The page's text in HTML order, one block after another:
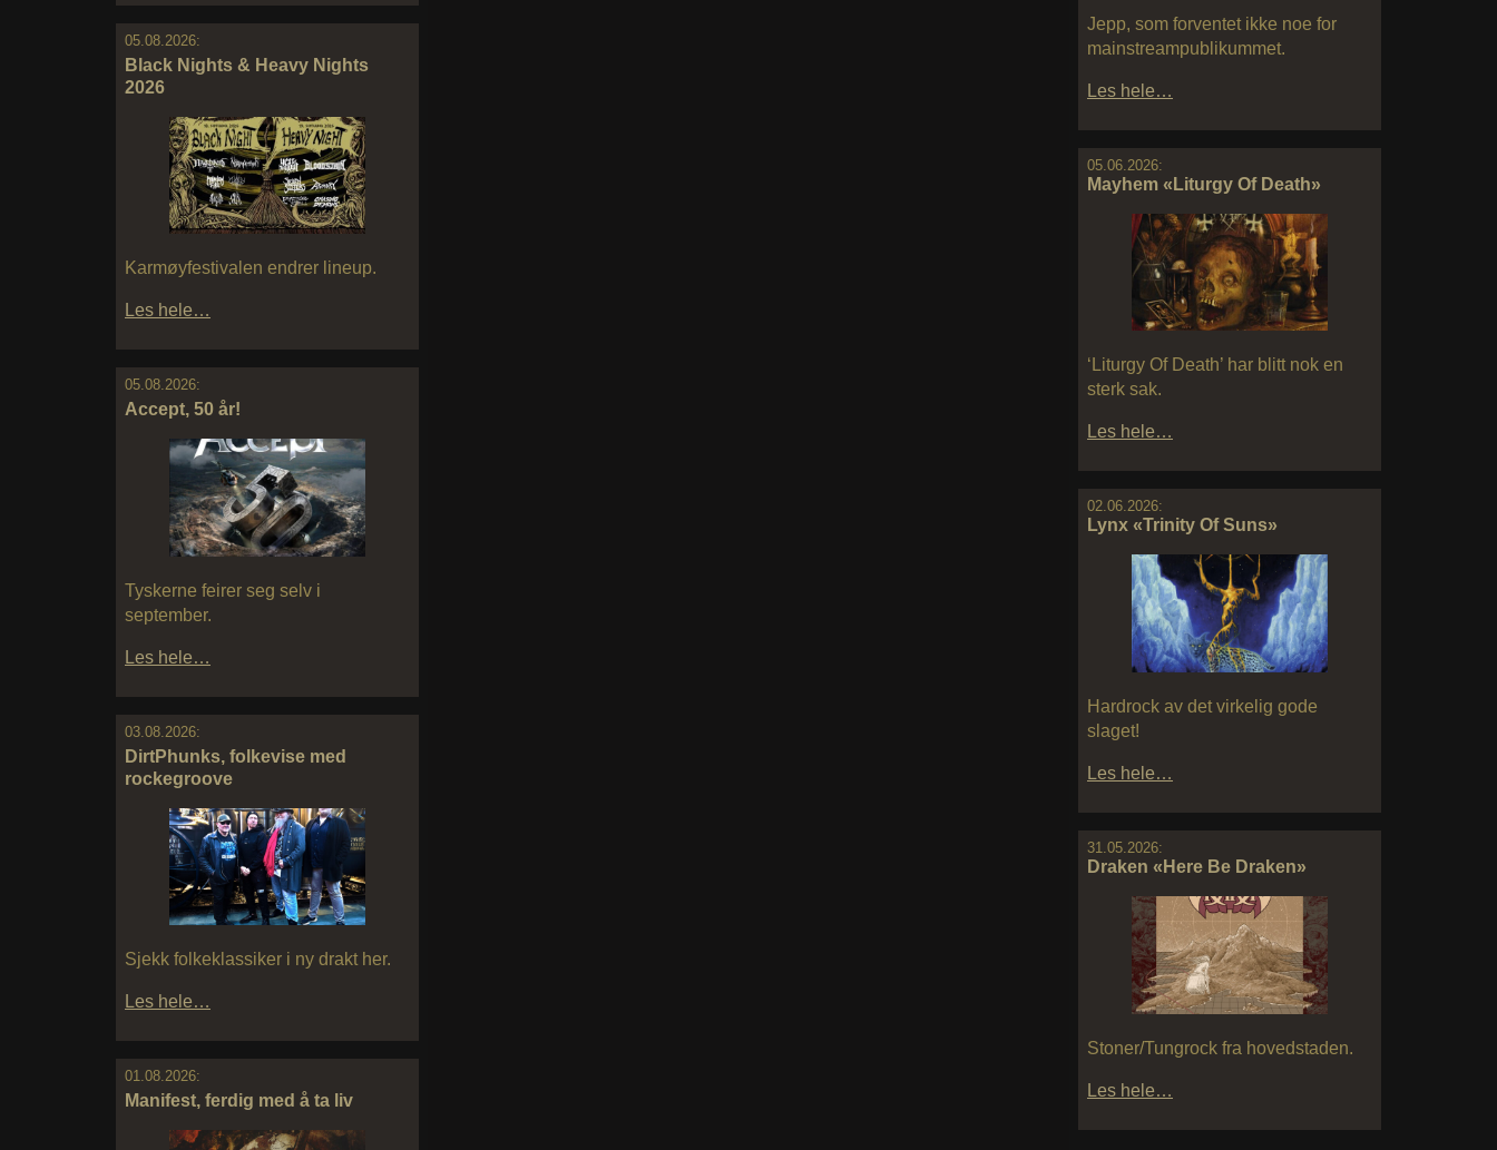
05.08.2026:
Black Nights & Heavy Nights
2026
Karmøyfestivalen endrer lineup.
Les hele…
05.08.2026:
Accept, 50 år!
Tyskerne feirer seg selv i
september.
Les hele…
03.08.2026:
DirtPhunks, folkevise med
rockegroove
Sjekk folkeklassiker i ny drakt her.
Les hele…
01.08.2026:
Manifest, ferdig med å ta liv
Jepp, som forventet ikke noe for
mainstreampublikummet.
Les hele…
05.06.2026:
Mayhem «Liturgy Of Death»
‘Liturgy Of Death’ har blitt nok en
sterk sak.
Les hele…
02.06.2026:
Lynx «Trinity Of Suns»
Hardrock av det virkelig gode
slaget!
Les hele…
31.05.2026:
Draken «Here Be Draken»
Stoner/Tungrock fra hovedstaden.
Les hele…